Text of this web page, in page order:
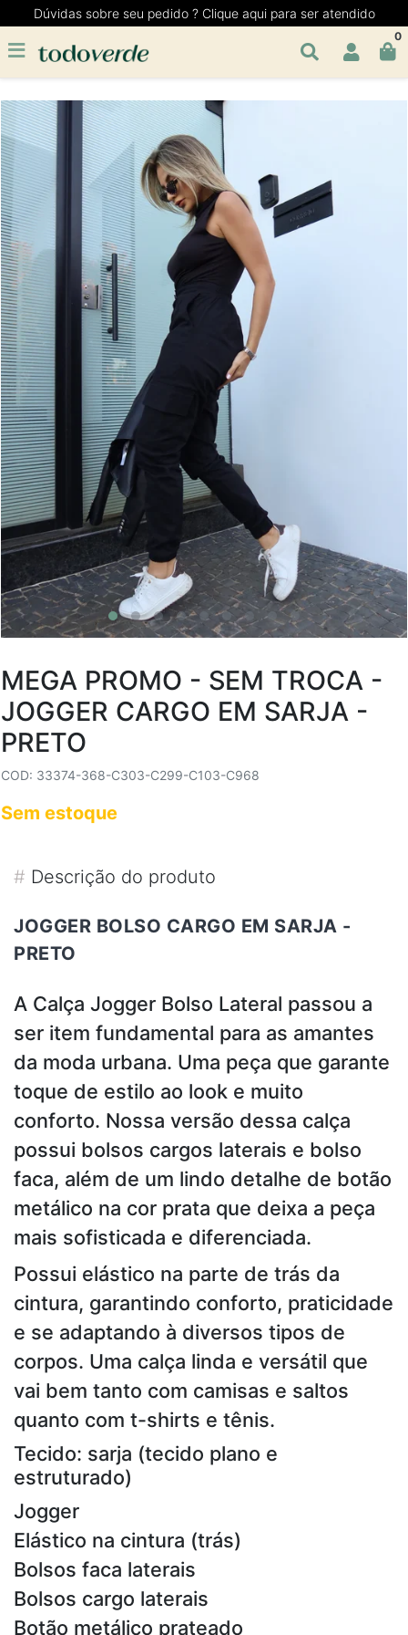
Dúvidas sobre seu pedido ? Clique aqui para ser atendido
0
MEGA PROMO - SEM TROCA -
JOGGER CARGO EM SARJA -
PRETO
COD: 33374-368-C303-C299-C103-C968
Sem estoque
# Descrição do produto
JOGGER BOLSO CARGO EM SARJA -
PRETO
A Calça Jogger Bolso Lateral passou a
ser item fundamental para as amantes
da moda urbana. Uma peça que garante
toque de estilo ao look e muito
conforto. Nossa versão dessa calça
possui bolsos cargos laterais e bolso
faca, além de um lindo detalhe de botão
metálico na cor prata que deixa a peça
mais sofisticada e diferenciada.
Possui elástico na parte de trás da
cintura, garantindo conforto, praticidade
e se adaptando à diversos tipos de
corpos. Uma calça linda e versátil que
vai bem tanto com camisas e saltos
quanto com t-shirts e tênis.
Tecido: sarja (tecido plano e
estruturado)
Jogger
Elástico na cintura (trás)
Bolsos faca laterais
Bolsos cargo laterais
Botão metálico prateado